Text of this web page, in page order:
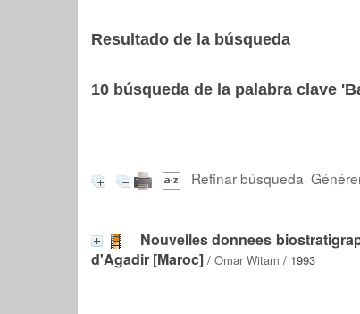
Resultado de la búsqueda
10 búsqueda de la palabra clave
Refinar búsqueda
Nouvelles donnees
d'Agadir [Maroc] / Omar Witam / 1993